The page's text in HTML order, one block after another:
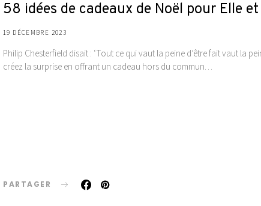
58 idées de cadeaux de Noël pour Elle
19 DÉCEMBRE 2023
Philip Chesterfield disait : ‘Tout ce qui vaut la peine d’être fait vaut la
créez la surprise en offrant un cadeau hors du commun…
PARTAGER